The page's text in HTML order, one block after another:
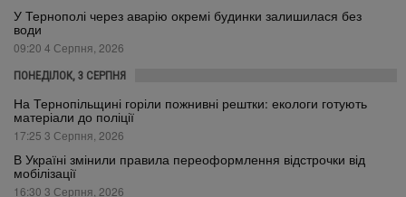
У Тернополі через аварію окремі будинки залишилася без
води
09:20 4 Серпня, 2026
ПОНЕДІЛОК, 3 СЕРПНЯ
На Тернопільщині горіли пожнивні рештки: екологи готують
матеріали до поліції
17:25 3 Серпня, 2026
В Україні змінили правила переоформлення відстрочки від
мобілізації
16:30 3 Серпня, 2026